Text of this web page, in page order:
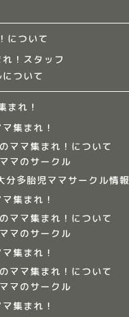
について
！スタッフ
ついて
まれ！
集まれ！
ママ集まれ！について
マのサークル
分多胎児ママサークル情報
集まれ！
ママ集まれ！について
マのサークル
集まれ！
ママ集まれ！について
マのサークル
集まれ！